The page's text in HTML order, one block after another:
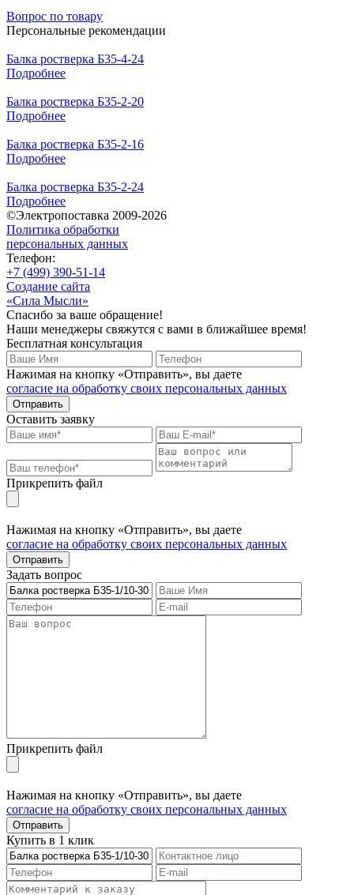
Вопрос по товару
Персональные рекомендации
Балка ростверка Б35-4-24
Подробнее
Балка ростверка Б35-2-20
Подробнее
Балка ростверка Б35-2-16
Подробнее
Балка ростверка Б35-2-24
Подробнее
©Электропоставка 2009-2026
Политика обработки
персональных данных
Телефон:
+7 (499) 390-51-14
Создание сайта
«Сила Мысли»
Спасибо за ваше обращение!
Наши менеджеры свяжутся с вами в ближайшее время!
Бесплатная консультация
Нажимая на кнопку «Отправить», вы даете
согласие на обработку своих персональных данных
Отправить
Оставить заявку
Прикрепить файл
Нажимая на кнопку «Отправить», вы даете
согласие на обработку своих персональных данных
Отправить
Задать вопрос
Прикрепить файл
Нажимая на кнопку «Отправить», вы даете
согласие на обработку своих персональных данных
Отправить
Купить в 1 клик